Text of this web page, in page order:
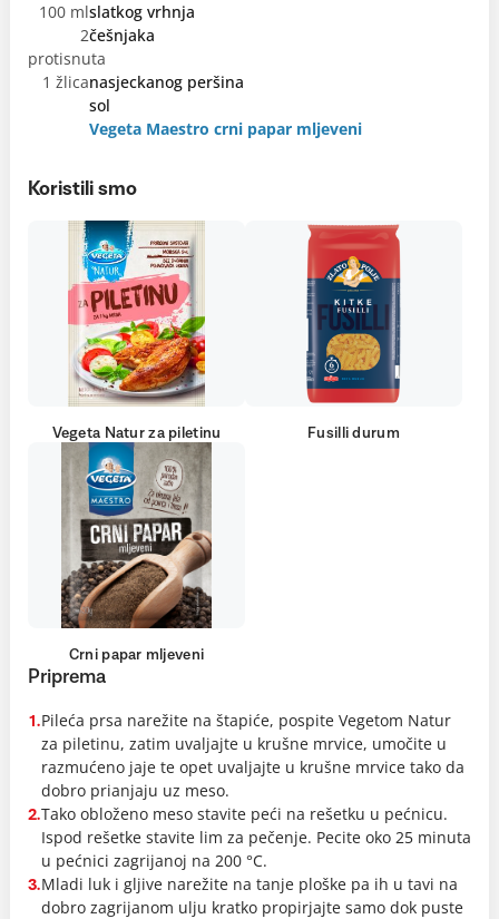
100 mlslatkog vrhnja
2
protisnuta
češnjaka
1 žlicanasjeckanog peršina
sol
Vegeta Maestro crni papar mljeveni
Koristili smo
Vegeta Natur za piletinu Fusilli durum
Crni papar mljeveni
Priprema
1.Pileća prsa narežite na štapiće, pospite Vegetom Natur
za piletinu, zatim uvaljajte u krušne mrvice, umočite u
razmućeno jaje te opet uvaljajte u krušne mrvice tako da
dobro prianjaju uz meso.
2.Tako obloženo meso stavite peći na rešetku u pećnicu.
Ispod rešetke stavite lim za pečenje. Pecite oko 25 minuta
u pećnici zagrijanoj na 200 °C.
3.Mladi luk i gljive narežite na tanje ploške pa ih u tavi na
dobro zagrijanom ulju kratko propirjajte samo dok puste